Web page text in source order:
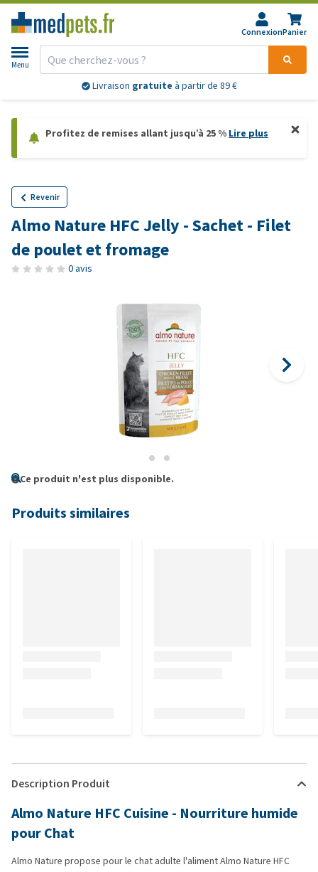
ConnexionPanier
Menu
Livraison gratuite à partir de 89 €
Profitez de remises allant jusqu’à 25 % Lire plus
Revenir
Almo Nature HFC Jelly - Sachet - Filet
de poulet et fromage
0 avis
Ce produit n'est plus disponible.
Produits similaires
Description Produit
Almo Nature HFC Cuisine - Nourriture humide
pour Chat
Almo Nature propose pour le chat adulte l'aliment Almo Nature HFC